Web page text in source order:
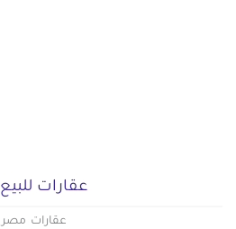
عقارات للبيع
عقارات مصر